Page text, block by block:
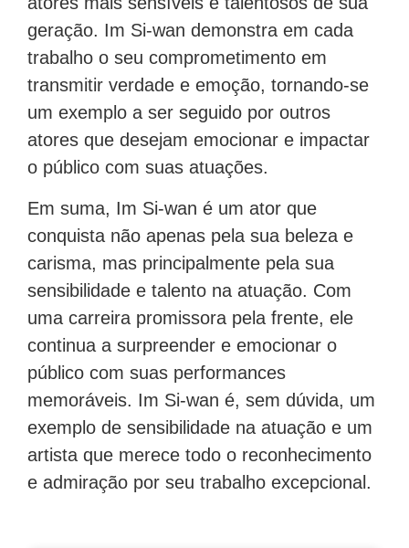
geração. Im Si-wan demonstra em cada
trabalho o seu comprometimento em
transmitir verdade e emoção, tornando-se
um exemplo a ser seguido por outros
atores que desejam emocionar e impactar
o público com suas atuações.
Em suma, Im Si-wan é um ator que
conquista não apenas pela sua beleza e
carisma, mas principalmente pela sua
sensibilidade e talento na atuação. Com
uma carreira promissora pela frente, ele
continua a surpreender e emocionar o
público com suas performances
memoráveis. Im Si-wan é, sem dúvida, um
exemplo de sensibilidade na atuação e um
artista que merece todo o reconhecimento
e admiração por seu trabalho excepcional.